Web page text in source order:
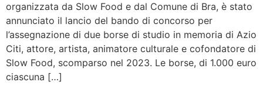
organizzata da Slow Food e dal Comune di Bra, è stato
annunciato il lancio del bando di concorso per
l’assegnazione di due borse di studio in memoria di Azio
Citi, attore, artista, animatore culturale e cofondatore di
Slow Food, scomparso nel 2023. Le borse, di 1.000 euro
ciascuna […]